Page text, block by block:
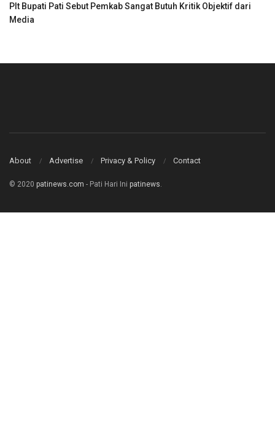
Plt Bupati Pati Sebut Pemkab Sangat Butuh Kritik Objektif dari
Media
About Advertise Privacy & Policy Contact
© 2020 patinews.com - Pati Hari Ini patinews.